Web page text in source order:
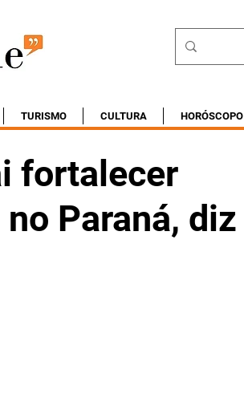
TURISMO CULTURA HORÓSCOPO
fortalecer
Paraná, diz